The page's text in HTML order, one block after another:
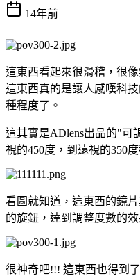
14年前
這東西看起來很滑稽，很
這東西真的是讓人感嘆科
種程度了。
這其實是ADlens出品的"可
視的450度，到遠視的350
看圖就知道，這東西的鏡
的旋鈕，達到調整度數的效
很神奇吧!!! 這東西也得到